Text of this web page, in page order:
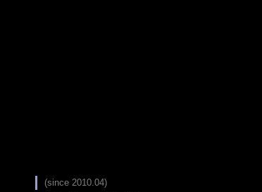
(since 2010.04)